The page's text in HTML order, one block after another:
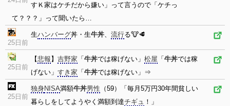
すＫ家はケチだから嫌い」って言うので「ケチっ
て？？？」って聞いたら…
25日前
生ハンバーグ丼・生牛丼、 流行る🐮🥩
25日前
【悲報 】 吉野家 「 牛丼では稼げない」 松屋 「 牛丼では稼
げない」 すき家 「 牛丼では稼げない」⇒
25日前
独身NISA満額牛丼男性 （59）「毎月5万円30年間貧しい
暮らしをしてようやく満額到達チギュ ！」